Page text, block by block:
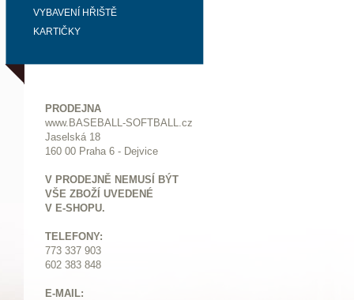
VYBAVENÍ HŘIŠTĚ
KARTIČKY
PRODEJNA
www.BASEBALL-SOFTBALL.cz
Jaselská 18
160 00 Praha 6 - Dejvice
V PRODEJNĚ NEMUSÍ BÝT
VŠE ZBOŽÍ UVEDENÉ
V E-SHOPU.
TELEFONY:
773 337 903
602 383 848
E-MAIL: